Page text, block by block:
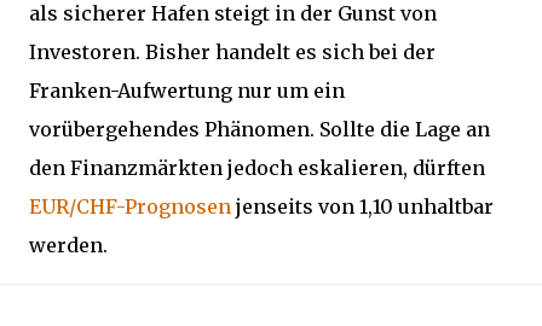
als sicherer Hafen steigt in der Gunst von
Investoren. Bisher handelt es sich bei der
Franken-Aufwertung nur um ein
vorübergehendes Phänomen. Sollte die Lage an
den Finanzmärkten jedoch eskalieren, dürften
EUR/CHF-Prognosen jenseits von 1,10 unhaltbar
werden.